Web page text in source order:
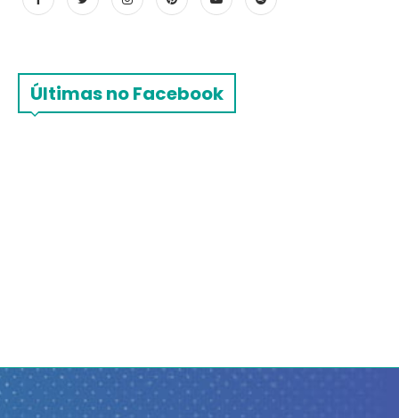
Últimas no Facebook